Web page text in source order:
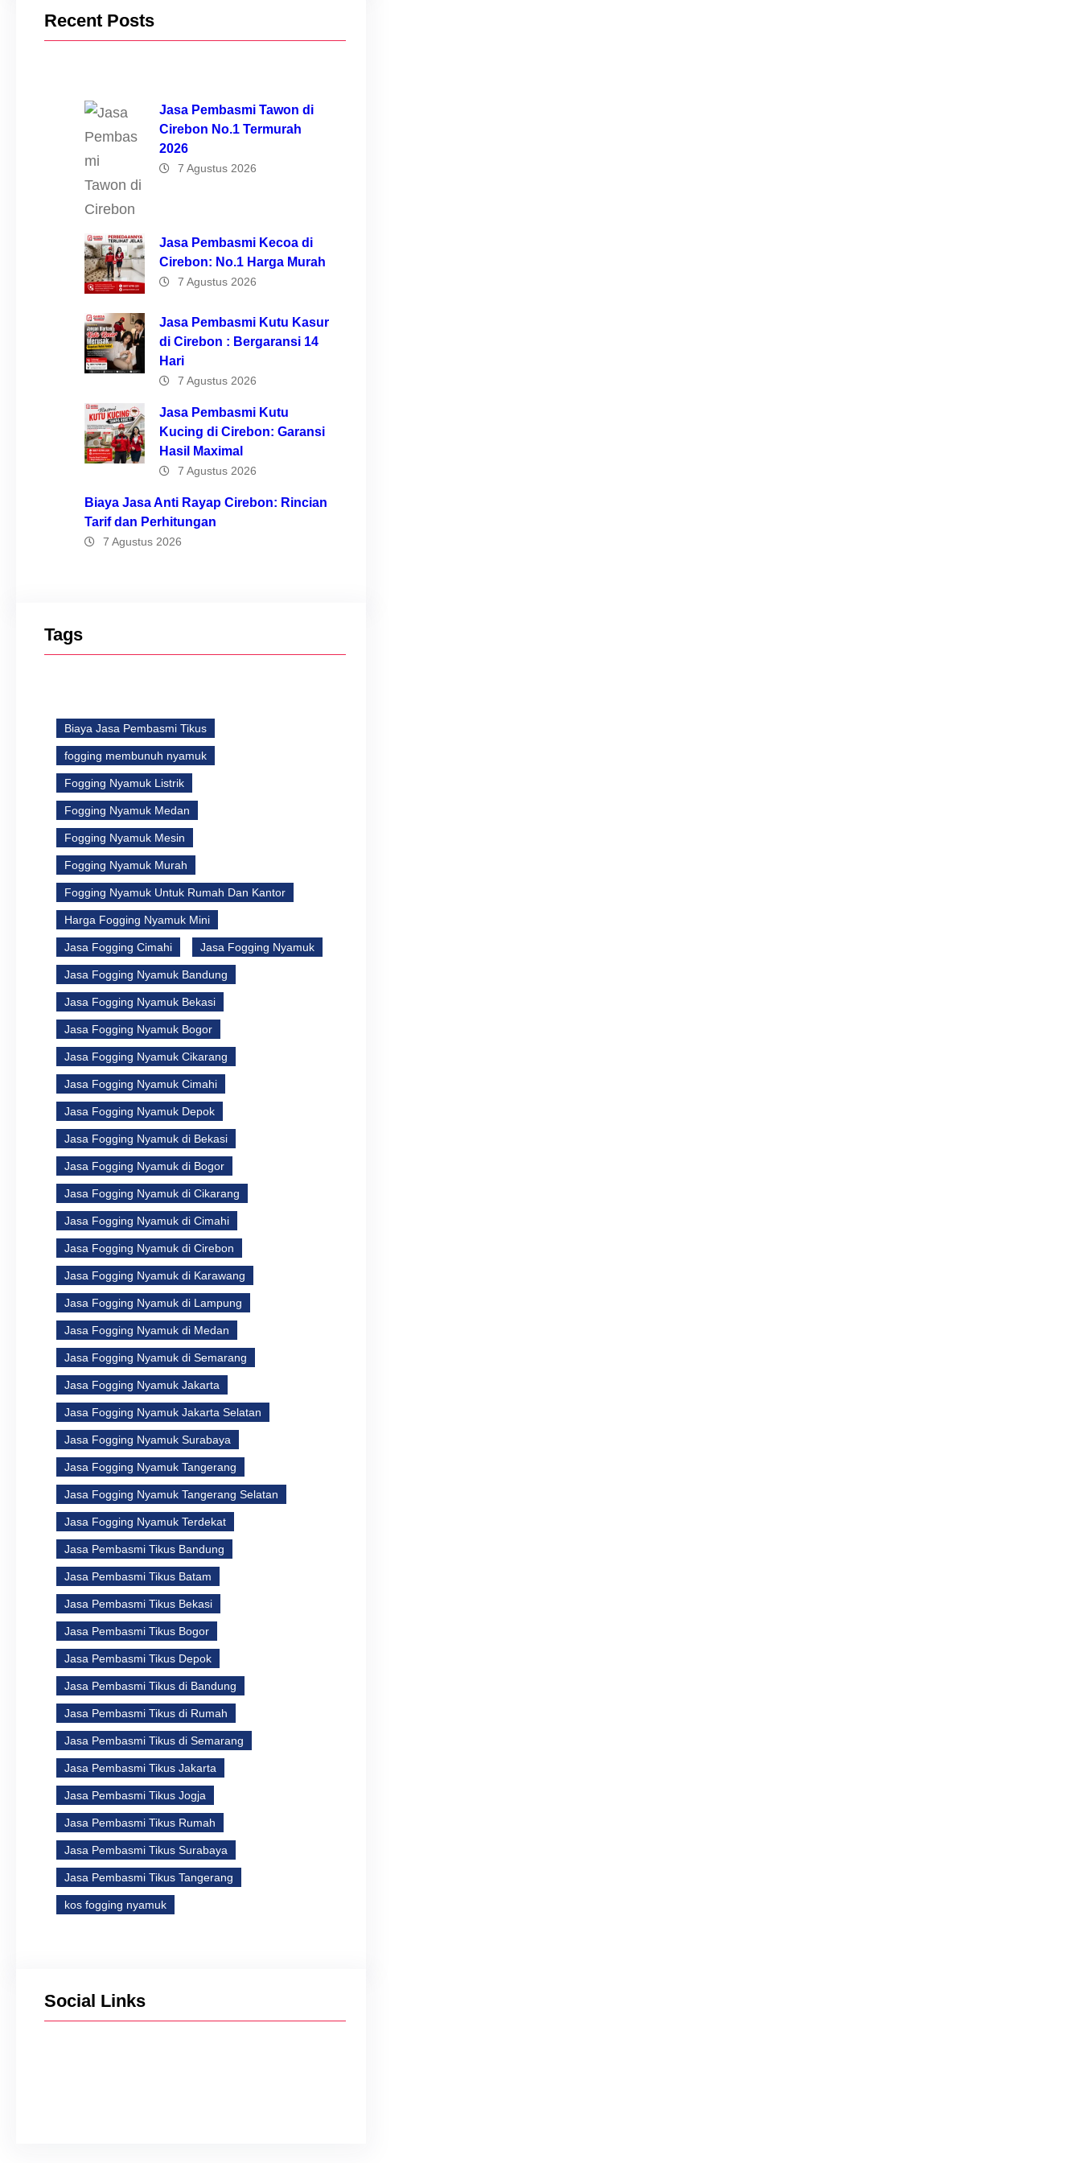
Recent Posts
Jasa Pembasmi Tawon di
Cirebon No.1 Termurah
2026
7 Agustus 2026
Jasa Pembasmi Kecoa di
Cirebon: No.1 Harga Murah
7 Agustus 2026
Jasa Pembasmi Kutu Kasur
di Cirebon : Bergaransi 14
Hari
7 Agustus 2026
Jasa Pembasmi Kutu
Kucing di Cirebon: Garansi
Hasil Maximal
7 Agustus 2026
Biaya Jasa Anti Rayap Cirebon: Rincian
Tarif dan Perhitungan
7 Agustus 2026
Tags
Biaya Jasa Pembasmi Tikus
fogging membunuh nyamuk
Fogging Nyamuk Listrik
Fogging Nyamuk Medan
Fogging Nyamuk Mesin
Fogging Nyamuk Murah
Fogging Nyamuk Untuk Rumah Dan Kantor
Harga Fogging Nyamuk Mini
Jasa Fogging Cimahi Jasa Fogging Nyamuk
Jasa Fogging Nyamuk Bandung
Jasa Fogging Nyamuk Bekasi
Jasa Fogging Nyamuk Bogor
Jasa Fogging Nyamuk Cikarang
Jasa Fogging Nyamuk Cimahi
Jasa Fogging Nyamuk Depok
Jasa Fogging Nyamuk di Bekasi
Jasa Fogging Nyamuk di Bogor
Jasa Fogging Nyamuk di Cikarang
Jasa Fogging Nyamuk di Cimahi
Jasa Fogging Nyamuk di Cirebon
Jasa Fogging Nyamuk di Karawang
Jasa Fogging Nyamuk di Lampung
Jasa Fogging Nyamuk di Medan
Jasa Fogging Nyamuk di Semarang
Jasa Fogging Nyamuk Jakarta
Jasa Fogging Nyamuk Jakarta Selatan
Jasa Fogging Nyamuk Surabaya
Jasa Fogging Nyamuk Tangerang
Jasa Fogging Nyamuk Tangerang Selatan
Jasa Fogging Nyamuk Terdekat
Jasa Pembasmi Tikus Bandung
Jasa Pembasmi Tikus Batam
Jasa Pembasmi Tikus Bekasi
Jasa Pembasmi Tikus Bogor
Jasa Pembasmi Tikus Depok
Jasa Pembasmi Tikus di Bandung
Jasa Pembasmi Tikus di Rumah
Jasa Pembasmi Tikus di Semarang
Jasa Pembasmi Tikus Jakarta
Jasa Pembasmi Tikus Jogja
Jasa Pembasmi Tikus Rumah
Jasa Pembasmi Tikus Surabaya
Jasa Pembasmi Tikus Tangerang
kos fogging nyamuk
Social Links